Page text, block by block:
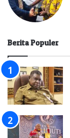
Berita Populer